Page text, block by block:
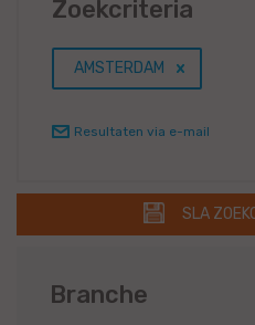
Zoekcriteria
AMSTERDAM
Resultaten via e-mail
SLA
Branche